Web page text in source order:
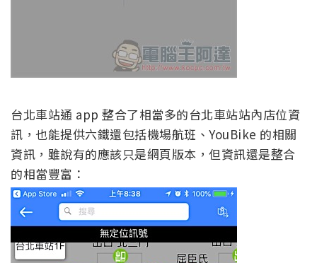
台北車站通 app 整合了相當多的台北車站站內店位資
訊，也能提供六鐵還包括機場航班、YouBike 的相關
資訊，雖說有的應該只是網頁版本，但資訊還是整合
的相當豐富：